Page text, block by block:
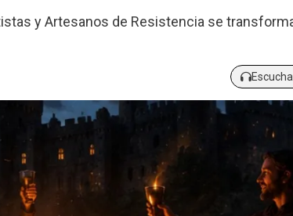
y Artesanos de Resistencia se